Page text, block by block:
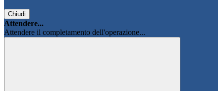
Chiudi
Attendere...
Attendere il completamento dell'operazione...